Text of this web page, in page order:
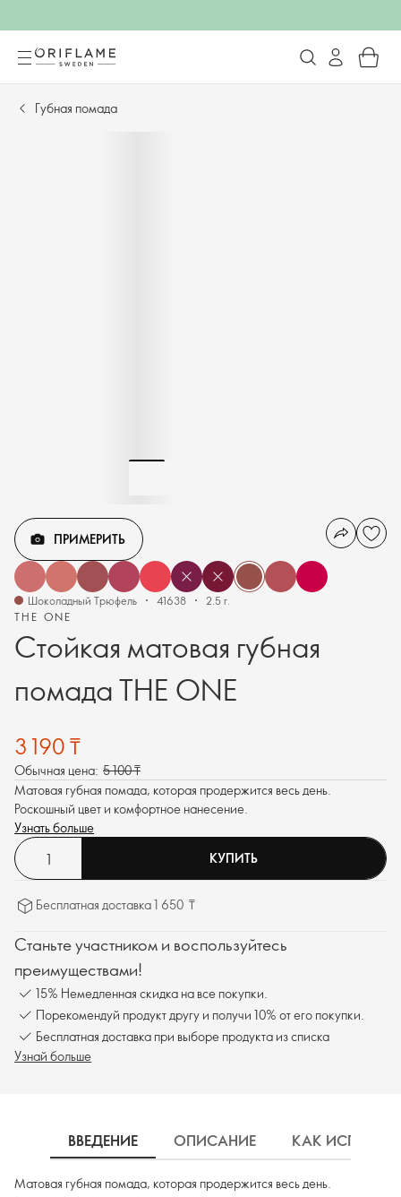
Губная помада
THE ONE
Стойкая матовая губная
помада THE ONE
ПРИМЕРИТЬ
Шоколадный Трюфель 41638 2.5 г.
3 190 ₸
Обычная цена: 5 100 ₸
Матовая губная помада, которая продержится весь день.
Роскошный цвет и комфортное нанесение.
Узнать больше
КУПИТЬ
Бесплатная доставка 1 650 ₸
Станьте участником и воспользуйтесь
преимуществами!
15% Немедленная скидка на все покупки.
Порекомендуй продукт другу и получи 10% от его покупки.
Бесплатная доставка при выборе продукта из списка
Узнай больше
ВВЕДЕНИЕ ОПИСАНИЕ КАК
Матовая губная помада, которая продержится весь день.